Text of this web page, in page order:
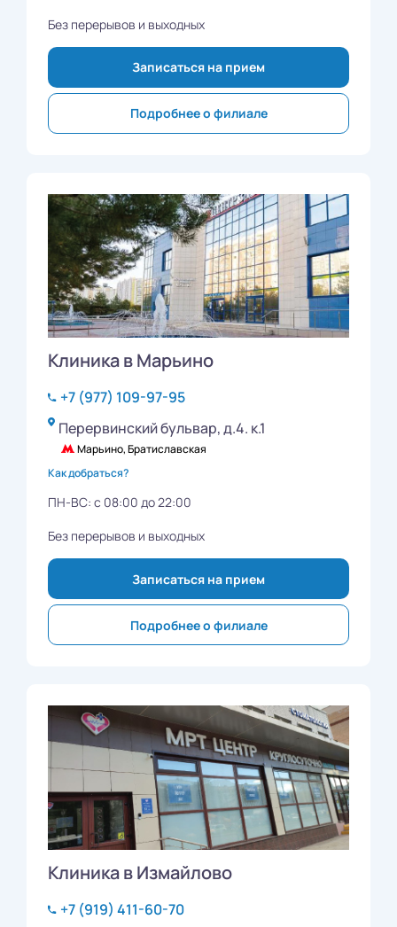
Без перерывов и выходных
Записаться на прием
Подробнее о филиале
Клиника в Марьино
+7 (977) 109-97-95
Перервинский бульвар, д.4. к.1
Марьино, Братиславская
Как добраться?
ПН-ВС: с 08:00 до 22:00
Без перерывов и выходных
Записаться на прием
Подробнее о филиале
Клиника в Измайлово
+7 (919) 411-60-70